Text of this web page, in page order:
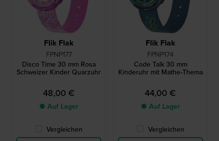
Flik Flak
FPNP177
Disco Time 30 mm Rosa
Schweizer Kinder Quarzuhr
48,00 €
● Auf Lager
Vergleichen
Flik Flak
FPNP174
Code Talk 30 mm
Kinderuhr mit Mathe-Thema
44,00 €
● Auf Lager
Vergleichen